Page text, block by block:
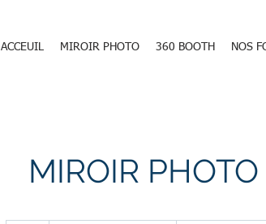
ACCEUIL MIROIR PHOTO 360 BOOTH NOS
MIROIR PHOTO